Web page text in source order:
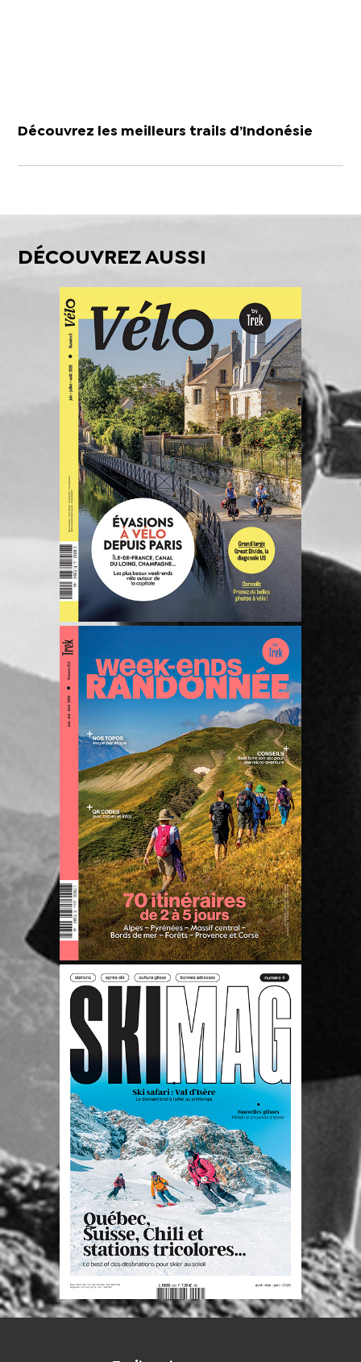
Découvrez les meilleurs trails d’Indonésie
DÉCOUVREZ AUSSI